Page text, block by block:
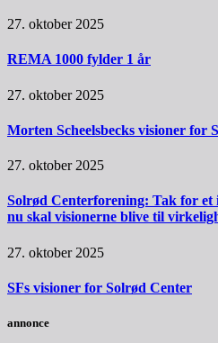
27. oktober 2025
REMA 1000 fylder 1 år
27. oktober 2025
Morten Scheelsbecks visioner for
27. oktober 2025
Solrød Centerforening: Tak for et
nu skal visionerne blive til
27. oktober 2025
SFs visioner for Solrød Center
annonce